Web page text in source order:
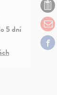
5 dní